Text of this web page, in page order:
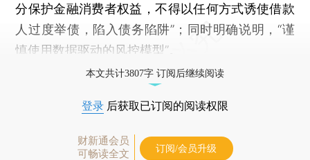
分保护金融消费者权益，不得以任何方式诱使借款
人过度举债，陷入债务陷阱”；同时明确说明，“谨
慎使用数据驱动的风控模型”。
本文共计3807字 订阅后继续阅读
登录 后获取已订阅的阅读权限
财新通会员
可畅读全文
订阅/会员升级